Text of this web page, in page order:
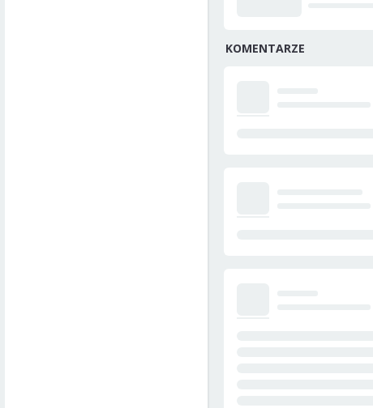
KOMENTARZE